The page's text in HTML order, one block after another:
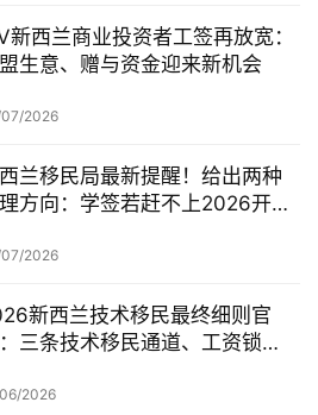
新西兰商业投资者工签再放宽：
生意、赠与资金迎来新机会
2026
兰移民局最新提醒！给出两种
方向：学签若赶不上2026开
2026
新西兰技术移民最终细则官
三条技术移民通道、工资锁
次梳理
2026